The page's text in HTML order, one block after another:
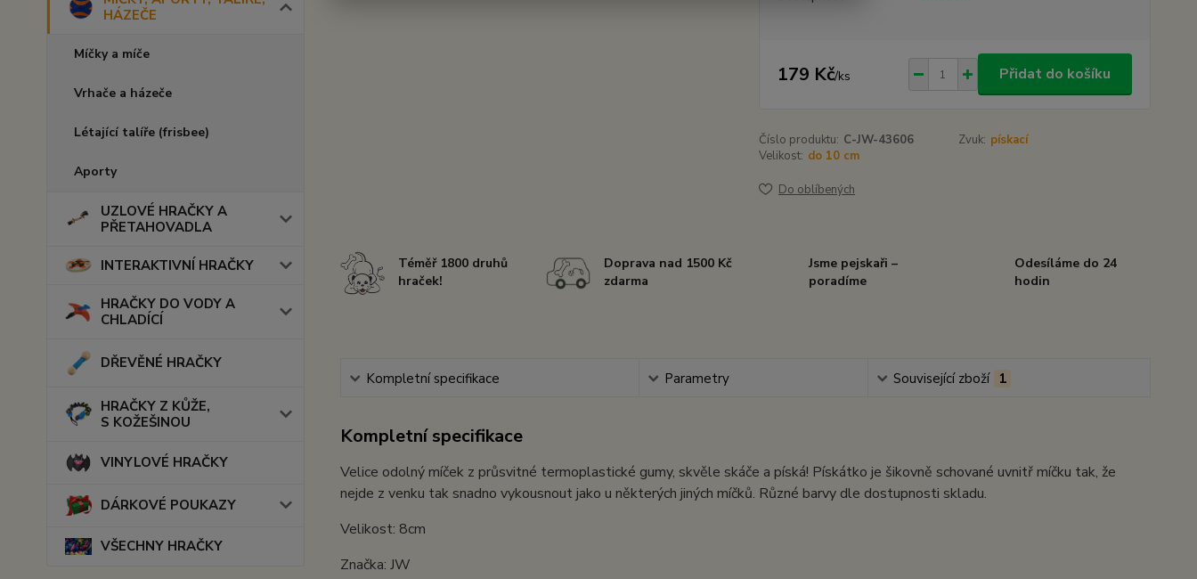
HÁZEČE
Míčky a míče
Vrhače a házeče
Létající talíře (frisbee)
Aporty
UZLOVÉ HRAČKY A
PŘETAHOVADLA
INTERAKTIVNÍ HRAČKY
HRAČKY DO VODY A
CHLADÍCÍ
DŘEVĚNÉ HRAČKY
HRAČKY Z KŮŽE,
S KOŽEŠINOU
VINYLOVÉ HRAČKY
DÁRKOVÉ POUKAZY
VŠECHNY HRAČKY
179 Kč/ks Přidat do košíku
Číslo produktu: C-JW-43606 Zvuk: pískací
Velikost: do 10 cm
Do oblíbených
Téměř 1800 druhů
hraček!
Doprava nad 1500 Kč
zdarma
Jsme pejskaři –
poradíme
Odesíláme do 24
hodin
Kompletní specifikace Parametry Související zboží 1
Kompletní specifikace
Velice odolný míček z průsvitné termoplastické gumy, skvěle skáče a píská! Pískátko je šikovně schované uvnitř míčku tak, že
nejde z venku tak snadno vykousnout jako u některých jiných míčků. Různé barvy dle dostupnosti skladu.
Velikost: 8cm
Značka: JW